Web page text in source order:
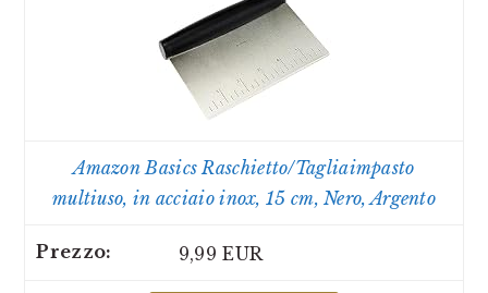
Amazon Basics Raschietto/Tagliaimpasto
multiuso, in acciaio inox, 15 cm, Nero, Argento
9,99 EUR